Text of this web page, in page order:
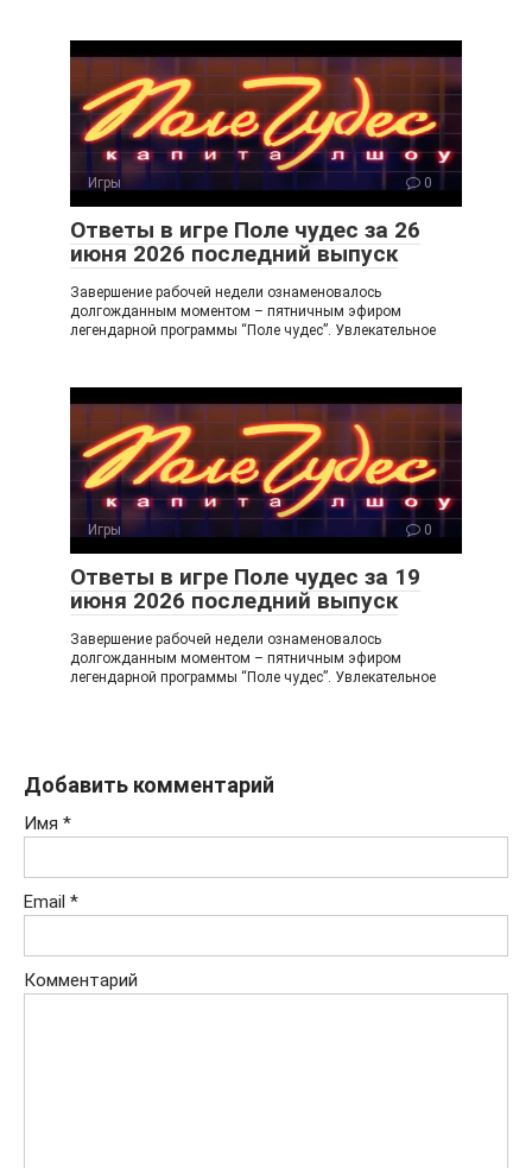
Игры 0
Ответы в игре Поле чудес за 26
июня 2026 последний выпуск
Завершение рабочей недели ознаменовалось
долгожданным моментом – пятничным эфиром
легендарной программы “Поле чудес”. Увлекательное
Игры 0
Ответы в игре Поле чудес за 19
июня 2026 последний выпуск
Завершение рабочей недели ознаменовалось
долгожданным моментом – пятничным эфиром
легендарной программы “Поле чудес”. Увлекательное
Добавить комментарий
Имя *
Email *
Комментарий